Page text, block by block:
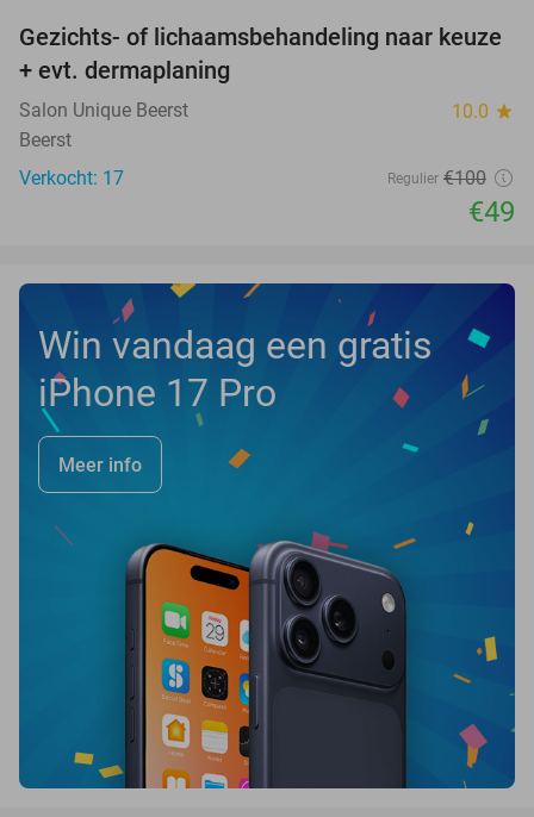
51%
Gezichts- of lichaamsbehandeling naar keuze
+ evt. dermaplaning
Salon Unique Beerst 10.0 star
Beerst
Verkocht: 17
Regulier €100
€49
Win vandaag een gratis
iPhone 17 Pro
Meer info